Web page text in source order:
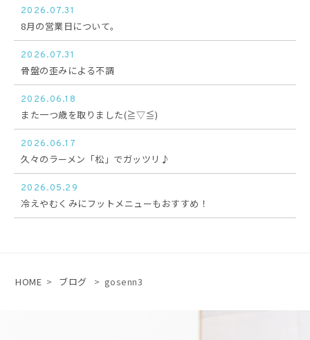
2026.07.31
8月の営業日について。
2026.07.31
骨盤の歪みによる不調
2026.06.18
また一つ歳を取りました(≧▽≦)
2026.06.17
久々のラーメン「松」でガッツリ♪
2026.05.29
冷えやむくみにフットメニューもおすすめ！
HOME > ブログ > gosenn3